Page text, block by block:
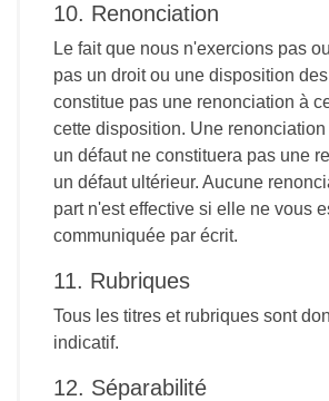
10. Renonciation
Le fait que nous n'exercions pas
pas un droit ou une disposition
constitue pas une renonciation à
cette disposition. Une renonciation
un défaut ne constituera pas une
un défaut ultérieur. Aucune
part n'est effective si elle ne vous
communiquée par écrit.
11. Rubriques
Tous les titres et rubriques sont
indicatif.
12. Séparabilité